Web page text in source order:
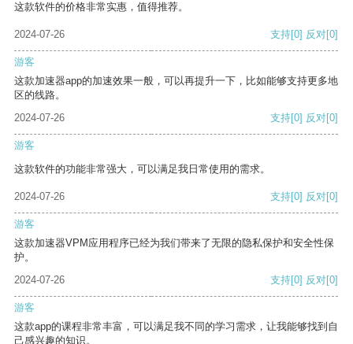
这款软件的价格非常实惠，值得推荐。
2024-07-26 支持[0] 反对[0]
游客
这款加速器app的加速效果一般，可以再提升一下，比如能够支持更多地
区的线路。
2024-07-26
支持[0] 反对[0]
游客
这款软件的功能非常强大，可以满足我日常使用的需求。
2024-07-26 支持[0] 反对[0]
游客
这款加速器VPM应用程序已经为我们带来了无限的隐私保护和安全性保
护。
2024-07-26
支持[0] 反对[0]
游客
这款app的课程非常丰富，可以满足我不同的学习需求，让我能够找到自
己感兴趣的知识。